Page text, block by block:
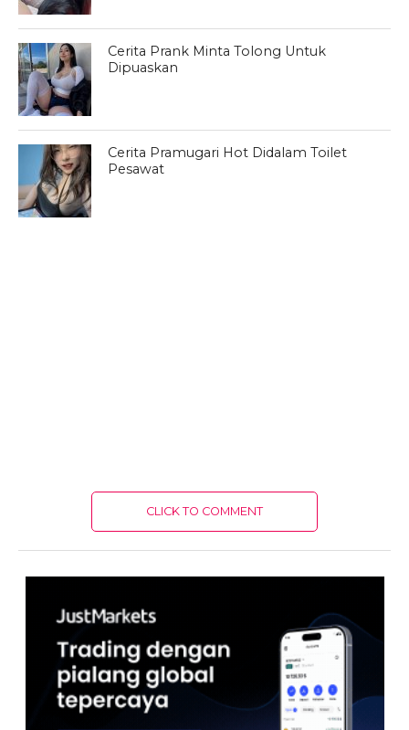
Cerita Prank Minta Tolong Untuk
Dipuaskan
Cerita Pramugari Hot Didalam Toilet
Pesawat
CLICK TO COMMENT